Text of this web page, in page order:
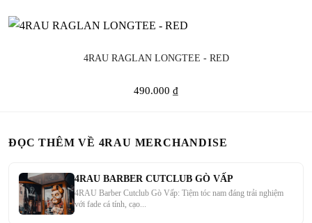
4RAU RAGLAN LONGTEE - RED
490.000 ₫
ĐỌC THÊM VỀ 4RAU MERCHANDISE
4RAU BARBER CUTCLUB GÒ VẤP
4RAU Barber Cutclub Gò Vấp: Tiệm tóc nam đáng trải nghiệm
với fade cá tính, cạo...